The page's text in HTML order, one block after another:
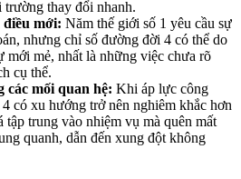
thay đổi nhanh.
mới: Năm thế giới số 1 yêu cầu sự
nhưng chỉ số đường đời 4 có thể do
mới mẻ, nhất là những việc chưa rõ
cụ thể.
các mối quan hệ: Khi áp lực công
có xu hướng trở nên nghiêm khắc hơn
tập trung vào nhiệm vụ mà quên mất
quanh, dẫn đến xung đột không